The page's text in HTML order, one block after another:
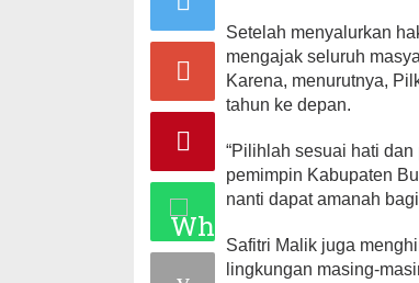
Setelah menyalurkan
mengajak seluruh
Karena, menurutnya,
tahun ke depan.
“Pilihlah sesuai hati
pemimpin Kabupaten
nanti dapat amanah
Safitri Malik juga
lingkungan masing-